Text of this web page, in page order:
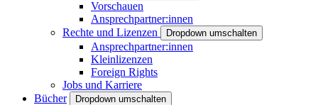
Vorschauen
Ansprechpartner:innen
Rechte und Lizenzen
Dropdown umschalten
Ansprechpartner:innen
Kleinlizenzen
Foreign Rights
Jobs und Karriere
Bücher
Dropdown umschalten